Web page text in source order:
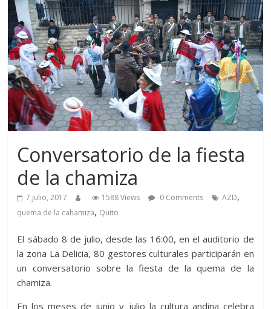
Conversatorio de la fiesta
de la chamiza
7 julio, 2017 1588 Views 0 Comments AZD,
quema de la cahamiza, Quito
El sábado 8 de julio, desde las 16:00, en el auditorio de
la zona La Delicia, 80 gestores culturales participarán en
un conversatorio sobre la fiesta de la quema de la
chamiza.
En los meses de junio y julio la cultura andina celebra